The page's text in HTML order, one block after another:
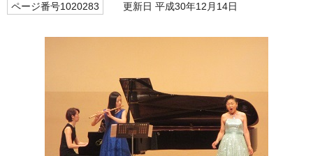
ページ番号1020283 更新日 平成30年12月14日